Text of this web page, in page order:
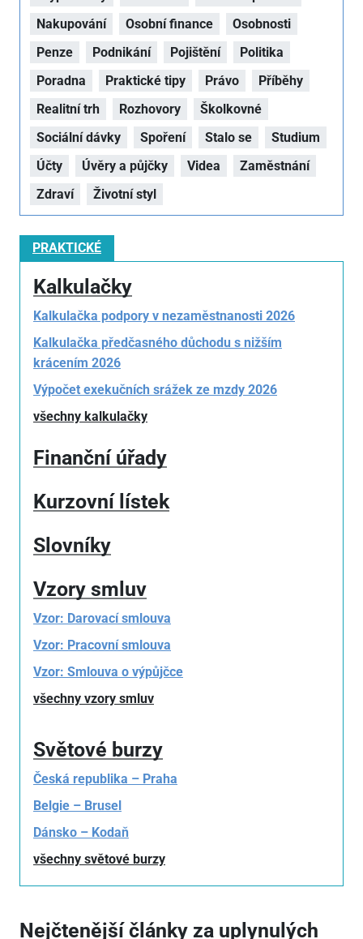
Nakupování
Osobní finance
Osobnosti
Penze
Podnikání Pojištění
Politika
Poradna
Praktické tipy Právo
Příběhy
Realitní trh
Rozhovory
Školkovné
Sociální dávky
Spoření Stalo se
Studium
Účty
Úvěry a půjčky Videa
Zaměstnání
Zdraví
Životní styl
PRAKTICKÉ
Kalkulačky
Kalkulačka podpory v nezaměstnanosti 2026
Kalkulačka předčasného důchodu s nižším
krácením 2026
Výpočet exekučních srážek ze mzdy 2026
všechny kalkulačky
Finanční úřady
Kurzovní lístek
Slovníky
Vzory smluv
Vzor: Darovací smlouva
Vzor: Pracovní smlouva
Vzor: Smlouva o výpůjčce
všechny vzory smluv
Světové burzy
Česká republika – Praha
Belgie – Brusel
Dánsko – Kodaň
všechny světové burzy
Nejčtenější články za uplynulých